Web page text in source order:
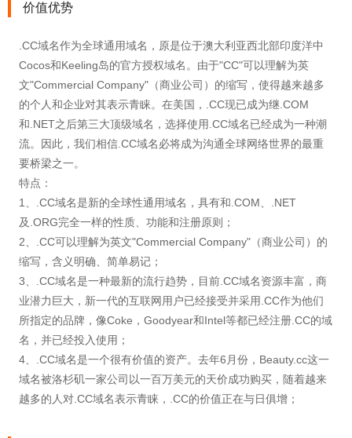
价值优势
.CC域名作为全球通用域名，原是位于澳大利亚西北部印度洋中
Cocos和Keeling岛的官方授权域名。由于"CC"可以理解为英
文"Commercial Company"（商业公司）的缩写，使得越来越多
的个人和企业对其表示青睐。在美国，.CC现已成为继.COM
和.NET之后第三大顶级域名，选择使用.CC域名已经成为一种潮
流。因此，我们相信.CC域名必将成为沟通全球网络世界的最重
要桥梁之一。
特点：
1、.CC域名是新的全球性通用域名，具有和.COM、.NET
及.ORG完全一样的性质、功能和注册原则；
2、.CC可以理解为英文"Commercial Company"（商业公司）的
缩写，含义明确、简单易记；
3、.CC域名是一种最新的流行趋势，目前.CC域名资源丰富，商
业潜力巨大，新一代的互联网用户已经接受并采用.CC作为他们
所指定的品牌，像Coke，Goodyear和Intel等都已经注册.CC的域
名，并已经投入使用；
4、.CC域名是一个很有价值的资产。去年6月份，Beauty.cc这一
域名被洛杉矶一家公司以一百万美元的天价成功购买，随着越来
越多的人对.CC域名表示青睐，.CC的价值正在与日俱增；